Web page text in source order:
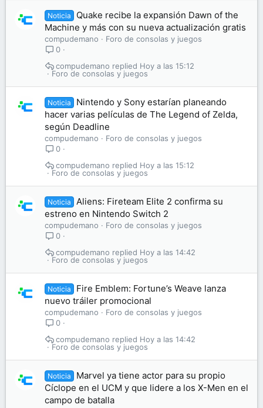
Noticia
Quake recibe la expansión Dawn of the
Machine y más con su nueva actualización gratis
compudemano
Foro de consolas y juegos
0
Foro de consolas y juegos
Hoy a las 15:12
compudemano
Noticia
Nintendo y Sony estarían planeando
hacer varias películas de The Legend of Zelda,
según Deadline
compudemano
Foro de consolas y juegos
0
Foro de consolas y juegos
Hoy a las 15:12
compudemano
Noticia
Aliens: Fireteam Elite 2 confirma su
estreno en Nintendo Switch 2
compudemano
Foro de consolas y juegos
0
Foro de consolas y juegos
Hoy a las 14:42
compudemano
Noticia
Fire Emblem: Fortune’s Weave lanza
nuevo tráiler promocional
compudemano
Foro de consolas y juegos
0
Foro de consolas y juegos
Hoy a las 14:42
compudemano
Noticia
Marvel ya tiene actor para su propio
Cíclope en el UCM y que lidere a los X-Men en el
campo de batalla